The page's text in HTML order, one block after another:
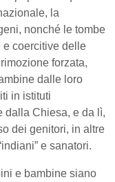
la
nonché le tombe
e coercitive delle
forzata,
dalle loro
in istituti
dalla Chiesa, e da lì,
dei genitori, in altre
e sanatori.
e bambine siano